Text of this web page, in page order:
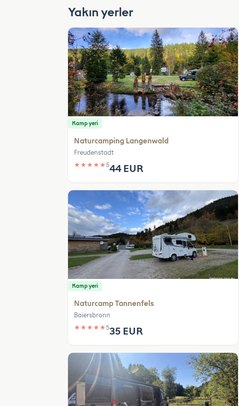
Yakın yerler
Kamp yeri
Naturcamping Langenwald
Freudenstadt
★ ★ ★ ★ ★544 EUR
Kamp yeri
Naturcamp Tannenfels
Baiersbronn
★ ★ ★ ★ ★535 EUR